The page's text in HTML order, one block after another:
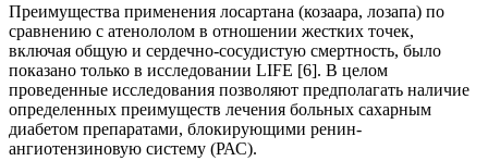
Преимущества применения лосартана (козаара, лозапа) по
сравнению с атенололом в отношении жестких точек,
включая общую и сердечно-сосудистую смертность, было
показано только в исследовании LIFE [6]. В целом
проведенные исследования позволяют предполагать наличие
определенных преимуществ лечения больных сахарным
диабетом препаратами, блокирующими ренин-
ангиотензиновую систему (РАС).